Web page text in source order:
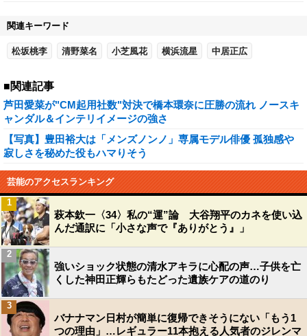
関連キーワード
松坂桃李 清野菜名 小芝風花 横浜流星 中居正広
■関連記事
芦田愛菜が"CM起用社数"対決で橋本環奈に圧勝の流れ ノースキ
ャンダル＆インテリイメージの強さ
【写真】豊田裕大は「メンズノンノ」専属モデル俳優 孤独感や
寂しさを秘めた役もハマりそう
芸能のアクセスランキング
萩本欽一〈34〉私の“運”論 大谷翔平のカネを使い込
んだ通訳に「小さな声で『ありがとう』」
1
強いショック状態の清水アキラに心配の声…子供を亡
くした神田正輝らもたどった遺族ケアの道のり
2
バナナマン日村が簡単に復帰できそうにない「もう1
つの理由」…レギュラー11本抱える人気者のジレンマ
3